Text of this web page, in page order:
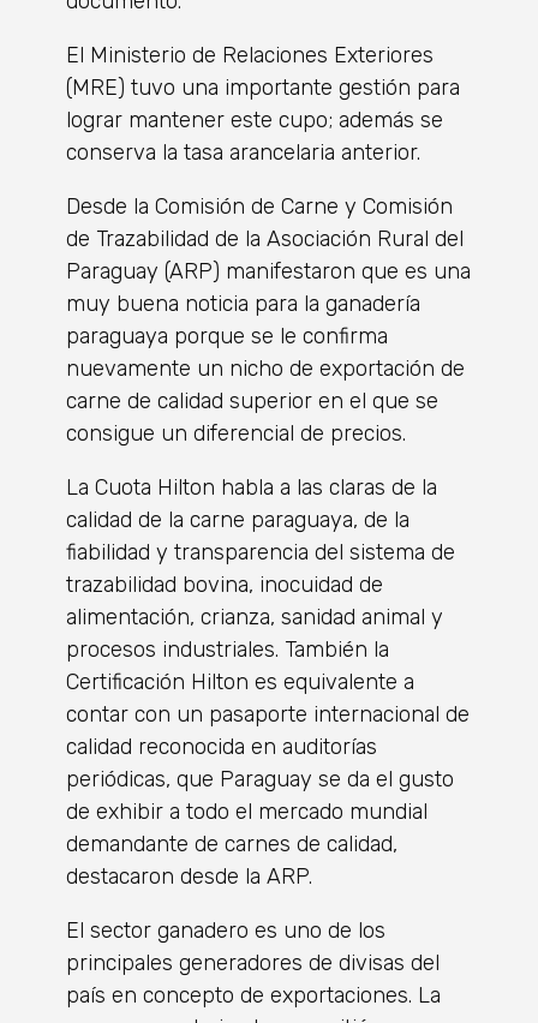
El Ministerio de Relaciones Exteriores
(MRE) tuvo una importante gestión para
lograr mantener este cupo; además se
conserva la tasa arancelaria anterior.
Desde la Comisión de Carne y Comisión
de Trazabilidad de la Asociación Rural del
Paraguay (ARP) manifestaron que es una
muy buena noticia para la ganadería
paraguaya porque se le confirma
nuevamente un nicho de exportación de
carne de calidad superior en el que se
consigue un diferencial de precios.
La Cuota Hilton habla a las claras de la
calidad de la carne paraguaya, de la
fiabilidad y transparencia del sistema de
trazabilidad bovina, inocuidad de
alimentación, crianza, sanidad animal y
procesos industriales. También la
Certificación Hilton es equivalente a
contar con un pasaporte internacional de
calidad reconocida en auditorías
periódicas, que Paraguay se da el gusto
de exhibir a todo el mercado mundial
demandante de carnes de calidad,
destacaron desde la ARP.
El sector ganadero es uno de los
principales generadores de divisas del
país en concepto de exportaciones. La